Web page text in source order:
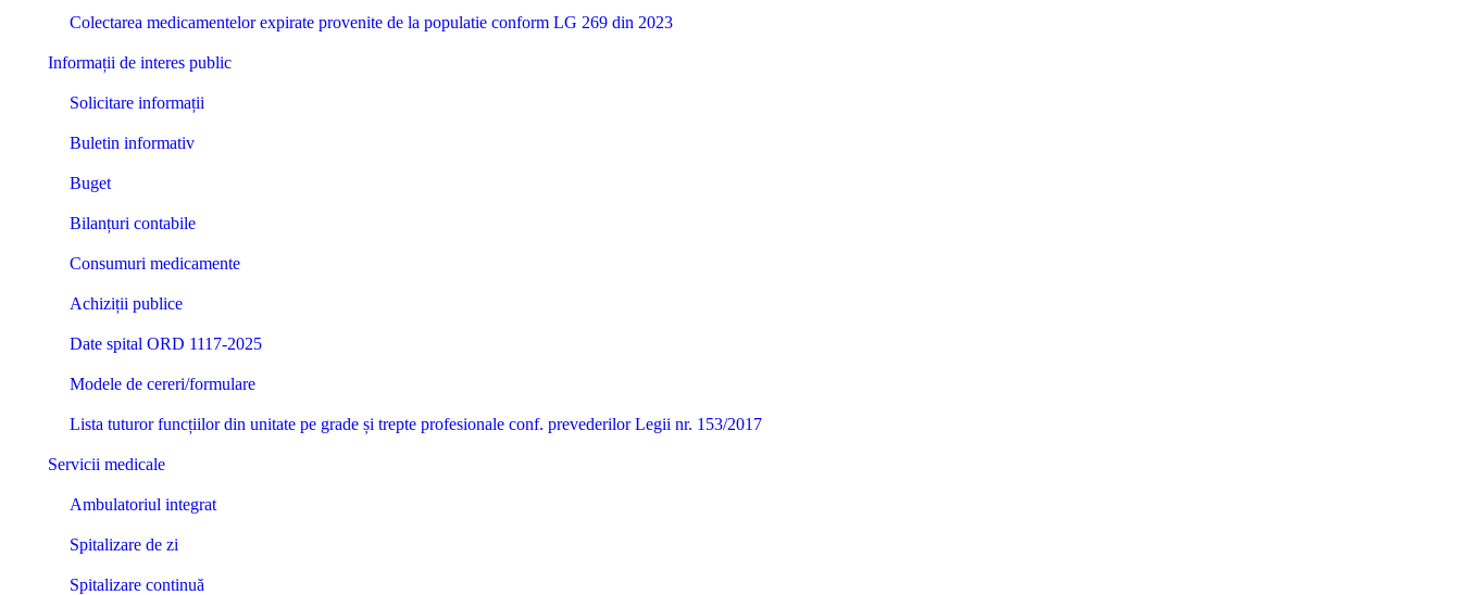
Colectarea medicamentelor expirate provenite de la populatie conform LG 269 din 2023
Informații de interes public
Solicitare informații
Buletin informativ
Buget
Bilanțuri contabile
Consumuri medicamente
Achiziții publice
Date spital ORD 1117-2025
Modele de cereri/formulare
Lista tuturor funcțiilor din unitate pe grade și trepte profesionale conf. prevederilor Legii nr. 153/2017
Servicii medicale
Ambulatoriul integrat
Spitalizare de zi
Spitalizare continuă